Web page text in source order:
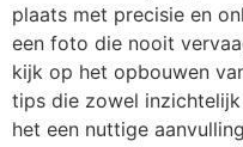
plaats met precisie en
een foto die nooit
kijk op het opbouwen
tips die zowel
het een nuttige